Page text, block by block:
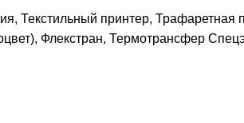
Текстильный принтер,
Флекстран, Термотрансфер